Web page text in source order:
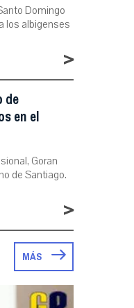
Domingo
los albigenses
>
de
en el
Goran
de Santiago.
>
MÁS